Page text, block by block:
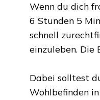
Wenn du dich
6 Stunden 5
schnell
einzuleben. Die
Dabei solltest
Wohlbefinden